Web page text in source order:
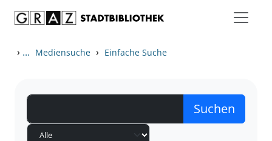
› ... Mediensuche › Einfache Suche